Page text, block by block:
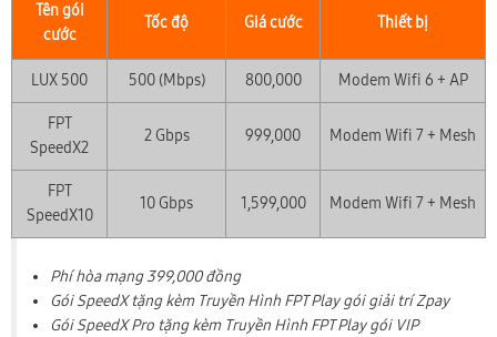
Tên gói
cước
Tốc độ Giá cước Thiết bị
LUX 500 500 (Mbps) 800,000 Modem Wifi 6 + AP
FPT
SpeedX2
2 Gbps 999,000 Modem Wifi 7 + Mesh
FPT
SpeedX10
10 Gbps 1,599,000 Modem Wifi 7 + Mesh
Phí hòa mạng 399,000 đồng
Gói SpeedX tặng kèm Truyền Hình FPT Play gói giải trí Zpay
Gói SpeedX Pro tặng kèm Truyền Hình FPT Play gói VIP